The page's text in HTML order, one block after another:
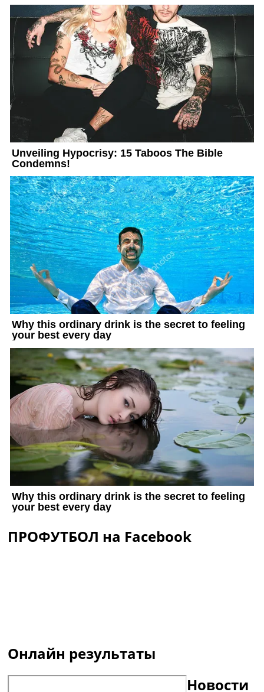
ПРОФУТБОЛ на Facebook
Онлайн результаты
Новости